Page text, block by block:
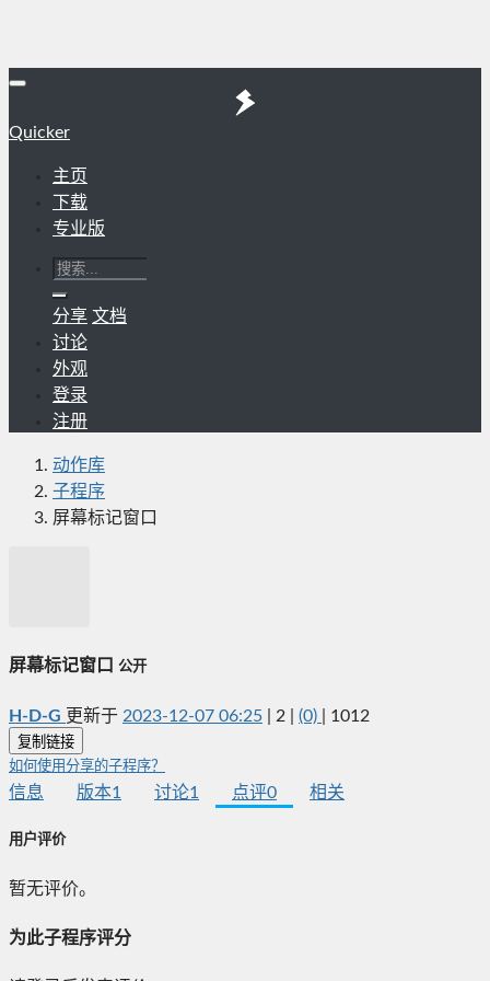
Quicker
主页
下载
专业版
分享 文档
讨论
外观
登录
注册
动作库
子程序
屏幕标记窗口
屏幕标记窗口 公开
H-D-G 更新于 2023-12-07 06:25 2 (0) 1012
复制链接
如何使用分享的子程序？
信息 版本1 讨论1 点评0 相关
用户评价
暂无评价。
为此子程序评分